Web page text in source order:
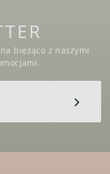
bieżąco z naszymi